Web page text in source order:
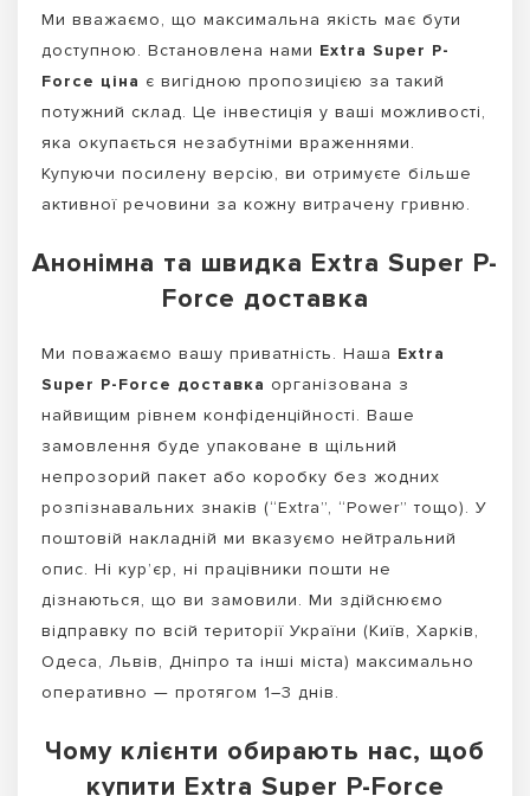
Ми вважаємо, що максимальна якість має бути
доступною. Встановлена нами Extra Super P-
Force ціна є вигідною пропозицією за такий
потужний склад. Це інвестиція у ваші можливості,
яка окупається незабутніми враженнями.
Купуючи посилену версію, ви отримуєте більше
активної речовини за кожну витрачену гривню.
Анонімна та швидка Extra Super P-
Force доставка
Ми поважаємо вашу приватність. Наша Extra
Super P-Force доставка організована з
найвищим рівнем конфіденційності. Ваше
замовлення буде упаковане в щільний
непрозорий пакет або коробку без жодних
розпізнавальних знаків (“Extra”, “Power” тощо). У
поштовій накладній ми вказуємо нейтральний
опис. Ні кур’єр, ні працівники пошти не
дізнаються, що ви замовили. Ми здійснюємо
відправку по всій території України (Київ, Харків,
Одеса, Львів, Дніпро та інші міста) максимально
оперативно — протягом 1–3 днів.
Чому клієнти обирають нас, щоб
купити Extra Super P-Force